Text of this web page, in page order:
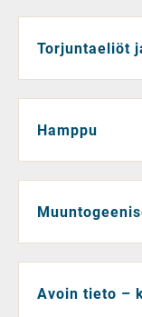
Torjuntaeliöt
Hamppu
Avoin tieto –